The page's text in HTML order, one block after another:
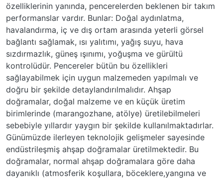
özelliklerinin yanında, pencerelerden beklenen bir takım
performanslar vardır. Bunlar: Doğal aydınlatma,
havalandırma, iç ve dış ortam arasında yeterli görsel
bağlantı sağlamak, ısı yalıtımı, yağış suyu, hava
sızdırmazlık, güneş ışınımı, yoğuşma ve gürültü
kontrolüdür. Pencereler bütün bu özellikleri
sağlayabilmek için uygun malzemeden yapılmalı ve
doğru bir şekilde detaylandırılmalıdır. Ahşap
doğramalar, doğal malzeme ve en küçük üretim
birimlerinde (marangozhane, atölye) üretilebilmeleri
sebebiyle yıllardır yaygın bir şekilde kullanılmaktadırlar.
Günümüzde ilerleyen teknolojik gelişmeler sayesinde
endüstrileşmiş ahşap doğramalar üretilmektedir. Bu
doğramalar, normal ahşap doğramalara göre daha
dayanıklı (atmosferik koşullara, böceklere,yangına ve